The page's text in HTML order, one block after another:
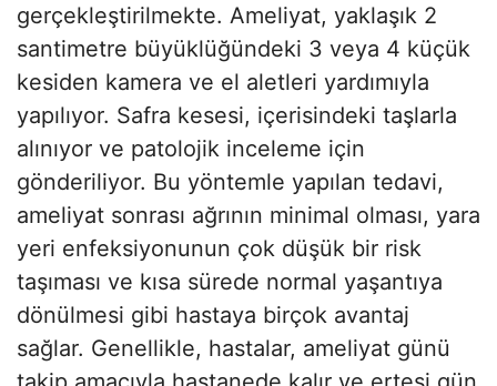
gerçekleştirilmekte. Ameliyat, yaklaşık 2
santimetre büyüklüğündeki 3 veya 4 küçük
kesiden kamera ve el aletleri yardımıyla
yapılıyor. Safra kesesi, içerisindeki taşlarla
alınıyor ve patolojik inceleme için
gönderiliyor. Bu yöntemle yapılan tedavi,
ameliyat sonrası ağrının minimal olması, yara
yeri enfeksiyonunun çok düşük bir risk
taşıması ve kısa sürede normal yaşantıya
dönülmesi gibi hastaya birçok avantaj
sağlar. Genellikle, hastalar, ameliyat günü